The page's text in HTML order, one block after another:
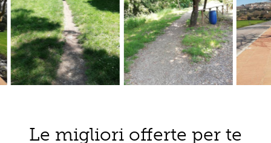
Le migliori offerte per te